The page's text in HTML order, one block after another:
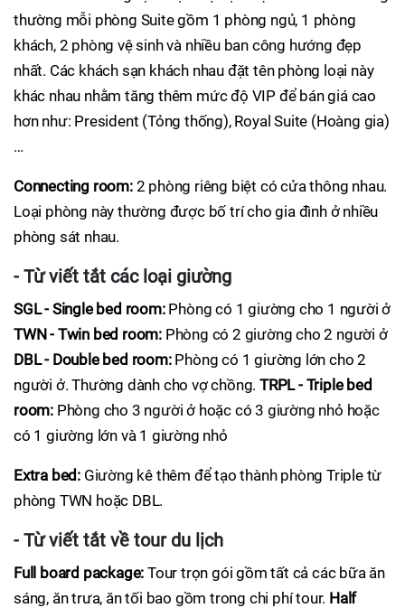
thường mỗi phòng Suite gồm 1 phòng ngủ, 1 phòng
khách, 2 phòng vệ sinh và nhiều ban công hướng đẹp
nhất. Các khách sạn khách nhau đặt tên phòng loại này
khác nhau nhằm tăng thêm mức độ VIP để bán giá cao
hơn như: President (Tỏng thống), Royal Suite (Hoàng gia)
…​
Connecting room:2 phòng riêng biệt có cửa thông nhau.
Loại phòng này thường được bố trí cho gia đình ở nhiều
phòng sát nhau.
- Từ viết tắt các loại giường
SGL - Single bed room:Phòng có 1 giường cho 1 người ở
TWN - Twin bed room: Phòng có 2 giường cho 2 người ở
DBL - Double bed room:Phòng có 1 giường lớn cho 2
người ở. Thường dành cho vợ chồng.TRPL - Triple bed
room: Phòng cho 3 người ở hoặc có 3 giường nhỏ hoặc
có 1 giường lớn và 1 giường nhỏ
Extra bed: Giường kê thêm để tạo thành phòng Triple từ
phòng TWN hoặc DBL.
- Từ viết tắt về tour du lịch
Full board package: Tour trọn gói gồm tất cả các bữa ăn
sáng, ăn trưa, ăn tối bao gồm trong chi phí tour. Half